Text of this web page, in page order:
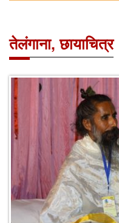
तेलंगाना, छायाचित्र